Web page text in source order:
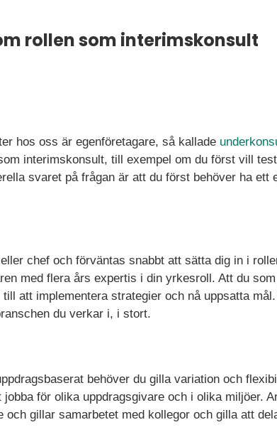
rollen som interimskonsult
hos oss är egenföretagare, så kallade
interimskonsult, till exempel om du först vill
svaret på frågan är att du först behöver ha ett
chef och förväntas snabbt att sätta dig in i
med flera års expertis i din yrkesroll. Att du
att implementera strategier och nå uppsatta
du verkar i, i stort.
behöver du gilla variation och
för olika uppdragsgivare och i olika miljöer.
gillar samarbetet med kollegor och gilla att